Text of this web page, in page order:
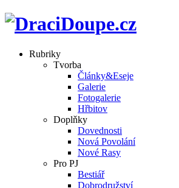
Rubriky
Tvorba
Články&Eseje
Galerie
Fotogalerie
Hřbitov
Doplňky
Dovednosti
Nová Povolání
Nové Rasy
Pro PJ
Bestiář
Dobrodružství